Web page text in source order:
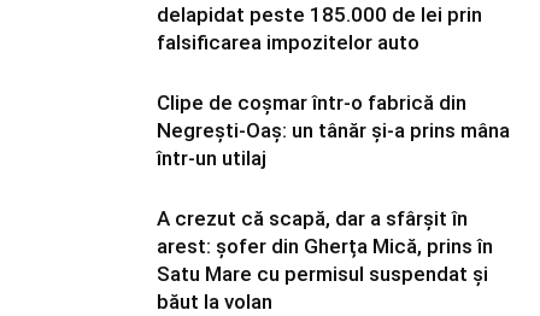
delapidat peste 185.000 de lei prin
falsificarea impozitelor auto
Clipe de coșmar într-o fabrică din
Negrești-Oaș: un tânăr și-a prins mâna
într-un utilaj
A crezut că scapă, dar a sfârșit în
arest: șofer din Gherța Mică, prins în
Satu Mare cu permisul suspendat și
băut la volan